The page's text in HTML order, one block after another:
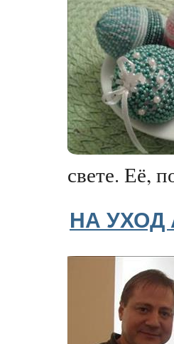
свете. Её,
НА УХОД